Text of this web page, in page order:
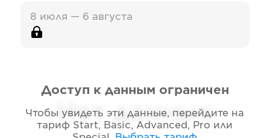
8 июля — 6 августа
Нет данных
Доступ к данным ограничен
Чтобы увидеть эти данные, перейдите на
тариф Start, Basic, Advanced, Pro или